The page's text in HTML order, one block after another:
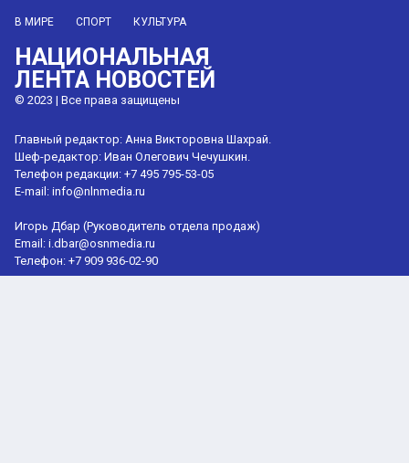
В МИРЕ СПОРТ КУЛЬТУРА
НАЦИОНАЛЬНАЯ
ЛЕНТА НОВОСТЕЙ
© 2023 | Все права защищены
Главный редактор: Анна Викторовна Шахрай.
Шеф-редактор: Иван Олегович Чечушкин.
Телефон редакции: +7 495 795-53-05
E-mail: info@nlnmedia.ru
Игорь Дбар (Руководитель отдела продаж)
Email: i.dbar@osnmedia.ru
Телефон: +7 909 936-02-90